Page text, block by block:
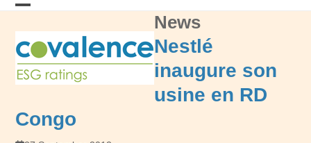
Skip
mobile
menu
mobile
menu
News
Nestlé
inaugure son
usine en RD
Congo